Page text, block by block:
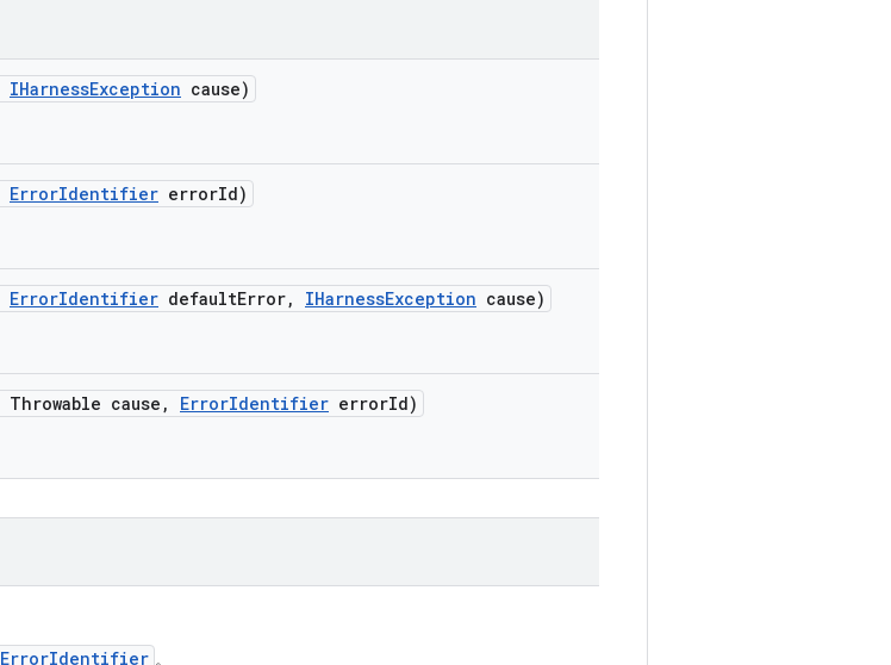
IHarnessException cause)
ErrorIdentifier errorId)
ErrorIdentifier defaultError, IHarnessException cause)
Throwable cause , ErrorIdentifier errorId)
ErrorIdentifier 。